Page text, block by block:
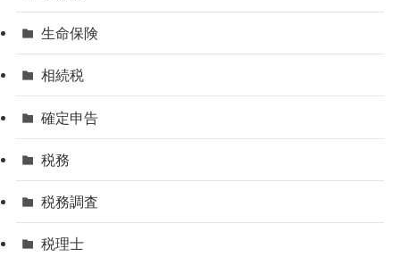
生命保険
相続税
確定申告
税務
税務調査
税理士